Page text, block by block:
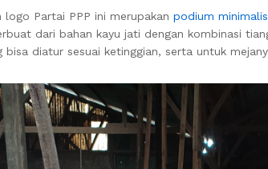
Partai PPP ini merupakan podium minimalis
dari bahan kayu jati dengan kombinasi
bisa diatur sesuai ketinggian, serta untuk